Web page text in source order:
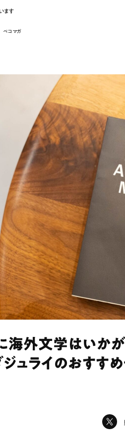
ます
ペコマガ
海外文学はいかが
ジュライのおすす